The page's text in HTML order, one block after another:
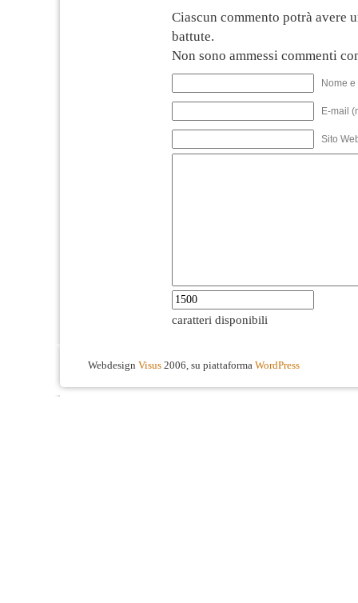
Ciascun commento potrà avere
battute.
Non sono ammessi commenti
Nome
E-mail
Sito
caratteri disponibili
Webdesign Visus 2006, su piattaforma WordPress